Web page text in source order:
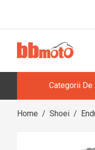
Categorii De
Home / Shoei /